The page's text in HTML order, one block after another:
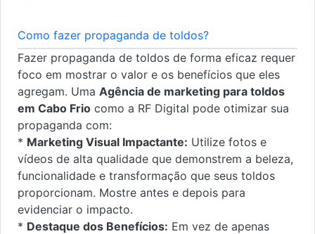
Como fazer propaganda de toldos?
Fazer propaganda de toldos de forma eficaz requer
foco em mostrar o valor e os benefícios que eles
agregam. Uma Agência de marketing para toldos
em Cabo Frio como a RF Digital pode otimizar sua
propaganda com:
* Marketing Visual Impactante: Utilize fotos e
vídeos de alta qualidade que demonstrem a beleza,
funcionalidade e transformação que seus toldos
proporcionam. Mostre antes e depois para
evidenciar o impacto.
* Destaque dos Benefícios: Em vez de apenas